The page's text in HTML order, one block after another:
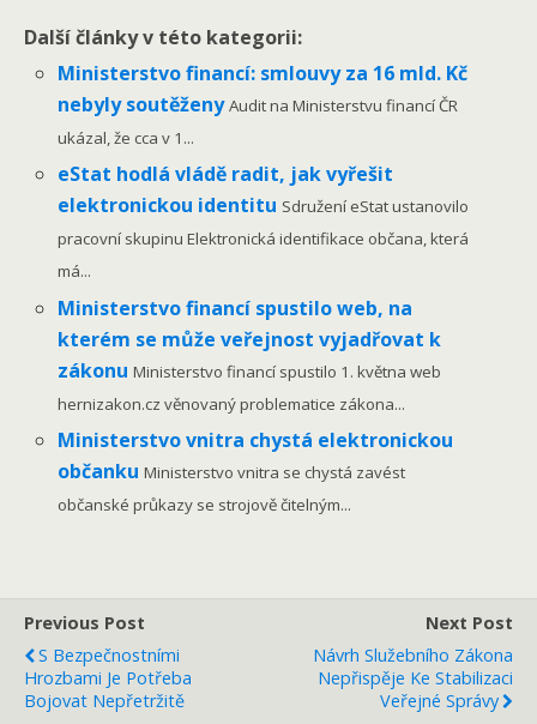
Další články v této kategorii:
Ministerstvo financí: smlouvy za 16 mld. Kč
nebyly soutěženyAudit na Ministerstvu financí ČR
ukázal, že cca v 1...
eStat hodlá vládě radit, jak vyřešit
elektronickou identitu Sdružení eStat ustanovilo
pracovní skupinu Elektronická identifikace občana, která
má...
Ministerstvo financí spustilo web, na
kterém se může veřejnost vyjadřovat k
zákonuMinisterstvo financí spustilo 1. května web
hernizakon.cz věnovaný problematice zákona...
Ministerstvo vnitra chystá elektronickou
občankuMinisterstvo vnitra se chystá zavést
občanské průkazy se strojově čitelným...
Previous Post
S Bezpečnostními
Hrozbami Je Potřeba
Bojovat Nepřetržitě
Next Post
Návrh Služebního Zákona
Nepřispěje Ke Stabilizaci
Veřejné Správy